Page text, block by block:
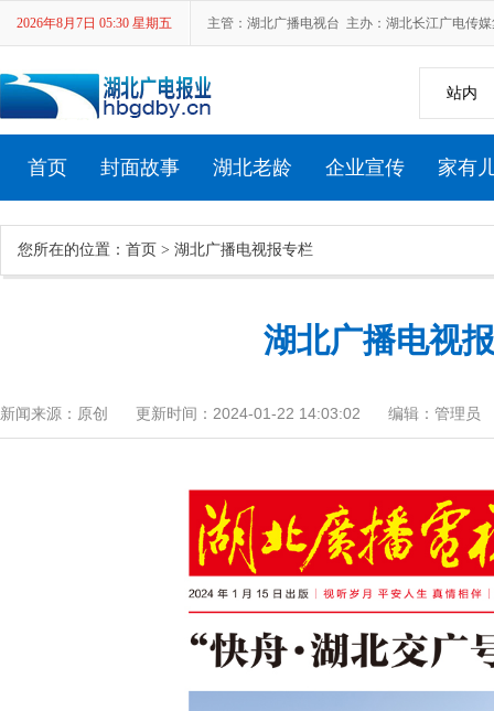
2026年8月7日 05:30 星期五 主管：湖北广播电视台 主办：湖北长江广电传
站内
首页 封面故事 湖北老龄 企业宣传 家有
您所在的位置： 首页 > 湖北广播电视报专栏
湖北广播电视
新闻来源：原创 更新时间：2024-01-22 14:03:02 编辑：管理员